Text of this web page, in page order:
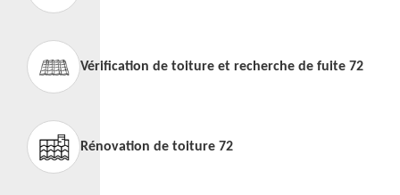
Vérification de toiture et recherche de fuite 72
Rénovation de toiture 72